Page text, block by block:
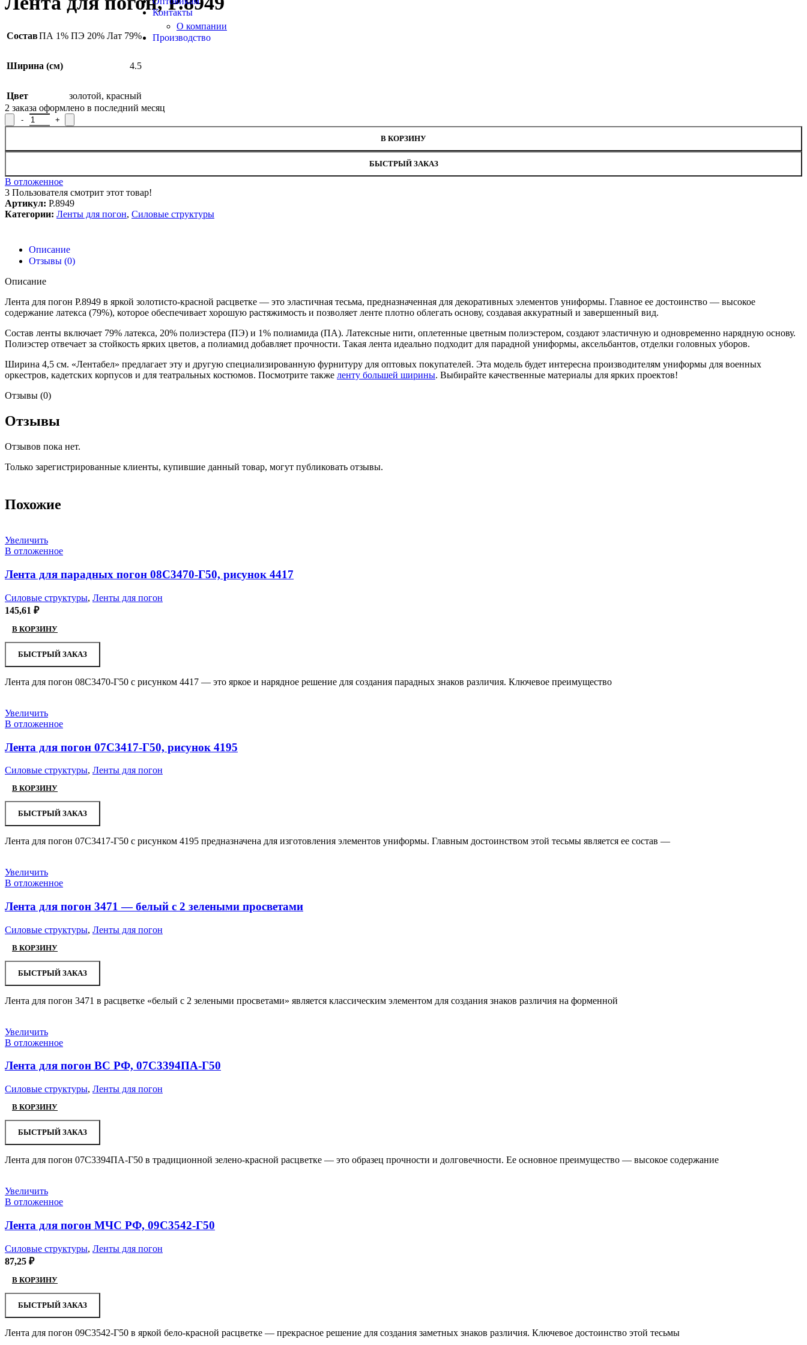
Контакты
О компании
Производство
СоставПА 1% ПЭ 20% Лат 79%
Ширина (см) 4.5
Цвет золотой, красный
2 заказа оформлено в последний месяц
Количество товара Лента для погон, Р.8949
В КОРЗИНУ
БЫСТРЫЙ ЗАКАЗ
В отложенное
3 Пользователя смотрит этот товар!
Артикул: Р.8949
Категории: Ленты для погон, Силовые структуры
Описание
Отзывы (0)
Описание
Лента для погон Р.8949 в яркой золотисто-красной расцветке — это эластичная тесьма, предназначенная для декоративных элементов униформы. Главное ее достоинство — высокое
содержание латекса (79%), которое обеспечивает хорошую растяжимость и позволяет ленте плотно облегать основу, создавая аккуратный и завершенный вид.
Состав ленты включает 79% латекса, 20% полиэстера (ПЭ) и 1% полиамида (ПА). Латексные нити, оплетенные цветным полиэстером, создают эластичную и одновременно нарядную основу.
Полиэстер отвечает за стойкость ярких цветов, а полиамид добавляет прочности. Такая лента идеально подходит для парадной униформы, аксельбантов, отделки головных уборов.
Ширина 4,5 см. «Лентабел» предлагает эту и другую специализированную фурнитуру для оптовых покупателей. Эта модель будет интересна производителям униформы для военных
оркестров, кадетских корпусов и для театральных костюмов. Посмотрите также ленту большей ширины. Выбирайте качественные материалы для ярких проектов!
Отзывы (0)
Отзывы
Отзывов пока нет.
Только зарегистрированные клиенты, купившие данный товар, могут публиковать отзывы.
Похожие
Увеличить
В отложенное
Лента для парадных погон 08С3470-Г50, рисунок 4417
Силовые структуры, Ленты для погон
145,61 ₽
В КОРЗИНУ
БЫСТРЫЙ ЗАКАЗ
Лента для погон 08С3470-Г50 с рисунком 4417 — это яркое и нарядное решение для создания парадных знаков различия. Ключевое преимущество
Увеличить
В отложенное
Лента для погон 07С3417-Г50, рисунок 4195
Силовые структуры, Ленты для погон
В КОРЗИНУ
БЫСТРЫЙ ЗАКАЗ
Лента для погон 07С3417-Г50 с рисунком 4195 предназначена для изготовления элементов униформы. Главным достоинством этой тесьмы является ее состав —
Увеличить
В отложенное
Лента для погон 3471 — белый с 2 зелеными просветами
Силовые структуры, Ленты для погон
В КОРЗИНУ
БЫСТРЫЙ ЗАКАЗ
Лента для погон 3471 в расцветке «белый с 2 зелеными просветами» является классическим элементом для создания знаков различия на форменной
Увеличить
В отложенное
Лента для погон ВС РФ, 07С3394ПА-Г50
Силовые структуры, Ленты для погон
В КОРЗИНУ
БЫСТРЫЙ ЗАКАЗ
Лента для погон 07С3394ПА-Г50 в традиционной зелено-красной расцветке — это образец прочности и долговечности. Ее основное преимущество — высокое содержание
Увеличить
В отложенное
Лента для погон МЧС РФ, 09С3542-Г50
Силовые структуры, Ленты для погон
87,25 ₽
В КОРЗИНУ
БЫСТРЫЙ ЗАКАЗ
Лента для погон 09С3542-Г50 в яркой бело-красной расцветке — прекрасное решение для создания заметных знаков различия. Ключевое достоинство этой тесьмы